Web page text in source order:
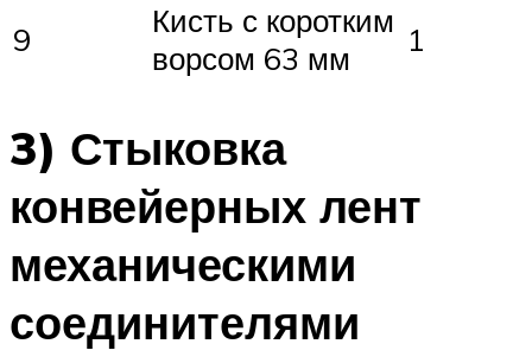
9
Кисть с коротким
ворсом 63 мм
1
3) Стыковка
конвейерных лент
механическими
соединителями